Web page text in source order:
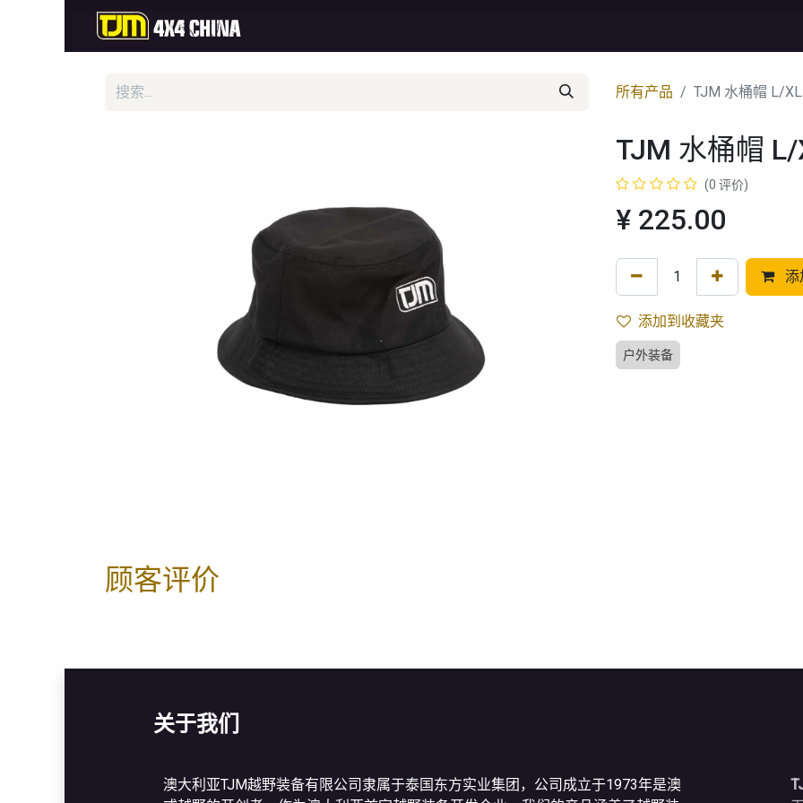
所有产品 TJM 水桶帽 L/XL
TJM 水桶帽 L/
(0 评价)
¥ 225.00
添
添加到收藏夹
户外装备
顾客评价
关于我们
澳大利亚TJM越野装备有限公司隶属于泰国东方实业集团，公司成立于1973年是澳